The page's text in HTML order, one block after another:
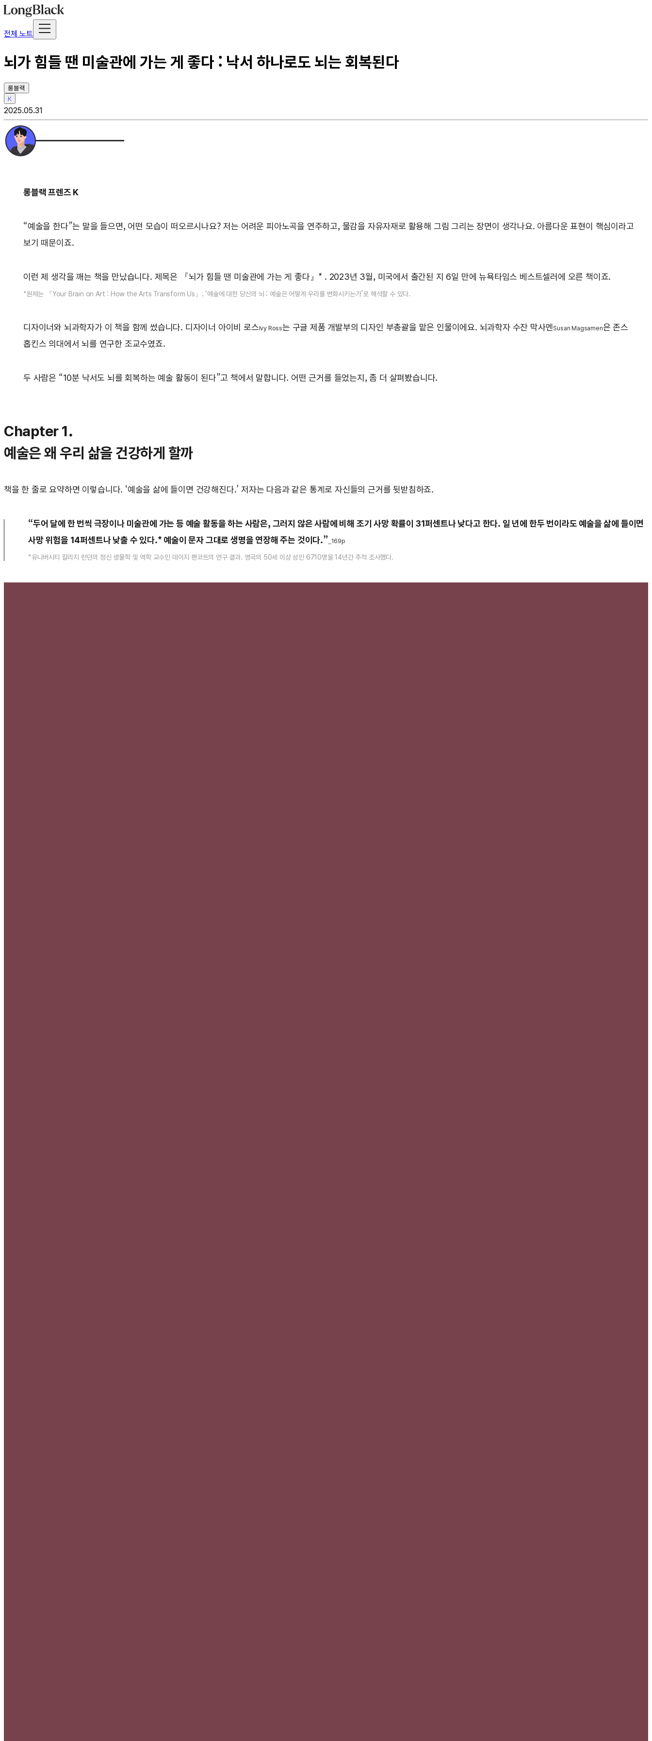
전체 노트
뇌가 힘들 땐 미술관에 가는 게 좋다 : 낙서 하나로도 뇌는 회복된다
롱블랙
K
2025.05.31
롱블랙 프렌즈 K
“예술을 한다”는 말을 들으면, 어떤 모습이 떠오르시나요? 저는 어려운 피아노곡을 연주하고, 물감을 자유자재로 활용해 그림 그리는 장면이 생각나요. 아름다운 표현이 핵심이라고
보기 때문이죠.
이런 제 생각을 깨는 책을 만났습니다. 제목은 『뇌가 힘들 땐 미술관에 가는 게 좋다』* . 2023년 3월, 미국에서 출간된 지 6일 만에 뉴욕타임스 베스트셀러에 오른 책이죠.
*원제는 『Your Brain on Art : How the Arts Transform Us』. ‘예술에 대한 당신의 뇌 : 예술은 어떻게 우리를 변화시키는가’로 해석할 수 있다.
디자이너와 뇌과학자가 이 책을 함께 썼습니다. 디자이너 아이비 로스Ivy Ross는 구글 제품 개발부의 디자인 부총괄을 맡은 인물이에요. 뇌과학자 수잔 막사멘Susan Magsamen은 존스
홉킨스 의대에서 뇌를 연구한 조교수였죠.
두 사람은 “10분 낙서도 뇌를 회복하는 예술 활동이 된다”고 책에서 말합니다. 어떤 근거를 들었는지, 좀 더 살펴봤습니다.
Chapter 1.
예술은 왜 우리 삶을 건강하게 할까
책을 한 줄로 요약하면 이렇습니다. ‘예술을 삶에 들이면 건강해진다.’ 저자는 다음과 같은 통계로 자신들의 근거를 뒷받침하죠.
“두어 달에 한 번씩 극장이나 미술관에 가는 등 예술 활동을 하는 사람은, 그러지 않은 사람에 비해 조기 사망 확률이 31퍼센트나 낮다고 한다. 일 년에 한두 번이라도 예술을 삶에 들이면
사망 위험을 14퍼센트나 낮출 수 있다.* 예술이 문자 그대로 생명을 연장해 주는 것이다.” _169p
*유니버시티 칼리지 런던의 정신 생물학 및 역학 교수인 데이지 팬코트의 연구 결과. 영국의 50세 이상 성인 6710명을 14년간 추적 조사했다.